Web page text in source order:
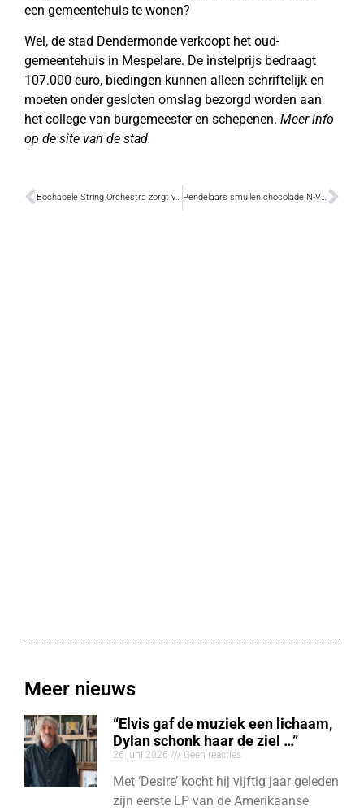
een gemeentehuis te wonen?
Wel, de stad Dendermonde verkoopt het oud-
gemeentehuis in Mespelare. De instelprijs bedraagt
107.000 euro, biedingen kunnen alleen schriftelijk en
moeten onder gesloten omslag bezorgd worden aan
het college van burgemeester en schepenen. Meer info
op de site van de stad.
Bochabele String Orchestra zorgt voor muziek in station Pendelaars smullen chocolade N-VA-hartjes
Meer nieuws
“Elvis gaf de muziek een lichaam,
Dylan schonk haar de ziel …”
26 juni 2026 Geen reacties
Met ‘Desire’ kocht hij vijftig jaar geleden
zijn eerste LP van de Amerikaanse